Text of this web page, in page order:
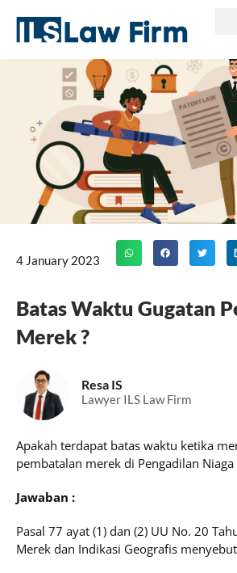
content
4 January 2023
Batas Waktu Gugatan
Merek ?
Resa IS
Lawyer ILS Law Firm
Apakah terdapat batas waktu ketika
pembatalan merek di Pengadilan Niaga
Jawaban :
Pasal 77 ayat (1) dan (2) UU No. 20
Merek dan Indikasi Geografis